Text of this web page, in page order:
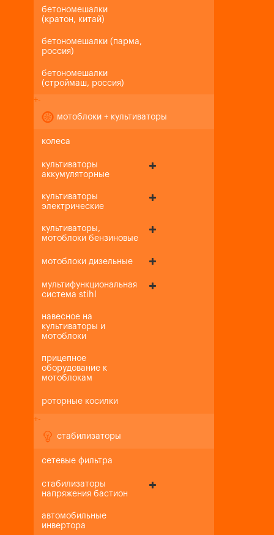
бетономешалки
(кратон, китай)
бетономешалки (парма,
россия)
бетономешалки
(строймаш, россия)
+-
мотоблоки + культиваторы
колеса
культиваторы
аккумуляторные
культиваторы
электрические
культиваторы,
мотоблоки бензиновые
мотоблоки дизельные
мультифункциональная
система stihl
навесное на
культиваторы и
мотоблоки
прицепное
оборудование к
мотоблокам
роторные косилки
+-
стабилизаторы
сетевые фильтра
стабилизаторы
напряжения бастион
автомобильные
инвертора